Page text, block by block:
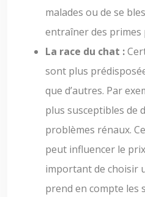
malades ou de se
entraîner des primes
La race du chat :
sont plus
que d’autres. Par
plus susceptibles de
problèmes rénaux.
peut influencer le
important de choisir
prend en compte les